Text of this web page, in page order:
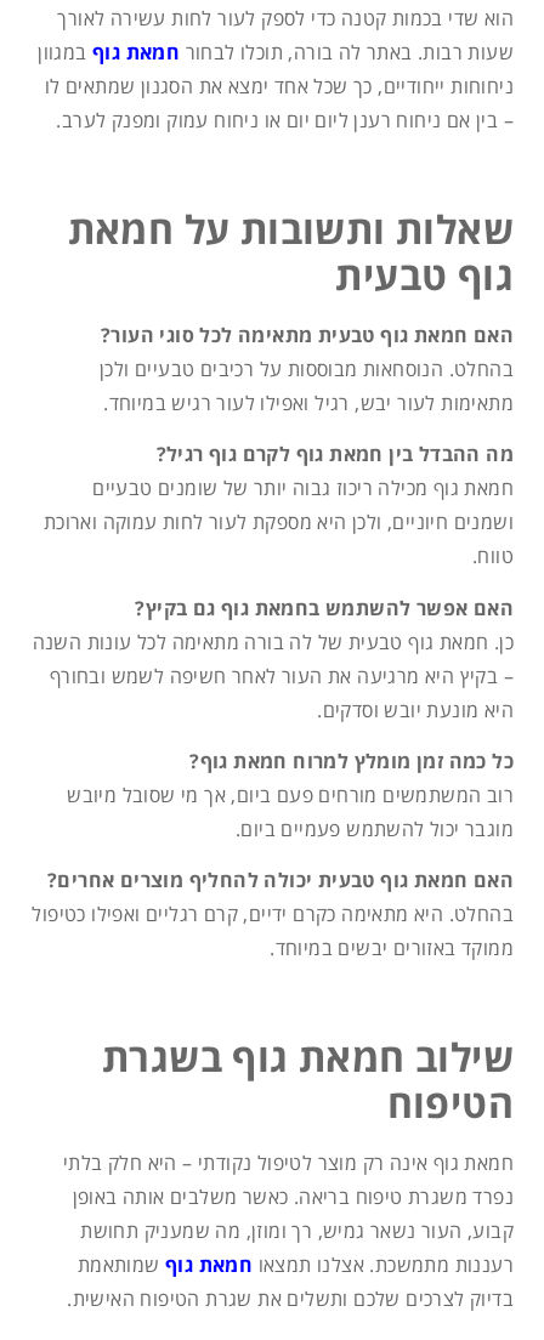
הוא שדי בכמות קטנה כדי לספק לעור לחות עשירה לאורך
שעות רבות. באתר לה בורה, תוכלו לבחור חמאת גוף במגוון
ניחוחות ייחודיים, כך שכל אחד ימצא את הסגנון שמתאים לו
– בין אם ניחוח רענן ליום יום או ניחוח עמוק ומפנק לערב.
שאלות ותשובות על חמאת
גוף טבעית
האם חמאת גוף טבעית מתאימה לכל סוגי העור?
בהחלט. הנוסחאות מבוססות על רכיבים טבעיים ולכן
מתאימות לעור יבש, רגיל ואפילו לעור רגיש במיוחד.
מה ההבדל בין חמאת גוף לקרם גוף רגיל?
חמאת גוף מכילה ריכוז גבוה יותר של שומנים טבעיים
ושמנים חיוניים, ולכן היא מספקת לעור לחות עמוקה וארוכת
טווח.
האם אפשר להשתמש בחמאת גוף גם בקיץ?
כן. חמאת גוף טבעית של לה בורה מתאימה לכל עונות השנה
– בקיץ היא מרגיעה את העור לאחר חשיפה לשמש ובחורף
היא מונעת יובש וסדקים.
כל כמה זמן מומלץ למרוח חמאת גוף?
רוב המשתמשים מורחים פעם ביום, אך מי שסובל מיובש
מוגבר יכול להשתמש פעמיים ביום.
האם חמאת גוף טבעית יכולה להחליף מוצרים אחרים?
בהחלט. היא מתאימה כקרם ידיים, קרם רגליים ואפילו כטיפול
ממוקד באזורים יבשים במיוחד.
שילוב חמאת גוף בשגרת
הטיפוח
חמאת גוף אינה רק מוצר לטיפול נקודתי – היא חלק בלתי
נפרד משגרת טיפוח בריאה. כאשר משלבים אותה באופן
קבוע, העור נשאר גמיש, רך ומוזן, מה שמעניק תחושת
רעננות מתמשכת. אצלנו תמצאו חמאת גוף שמותאמת
בדיוק לצרכים שלכם ותשלים את שגרת הטיפוח האישית.